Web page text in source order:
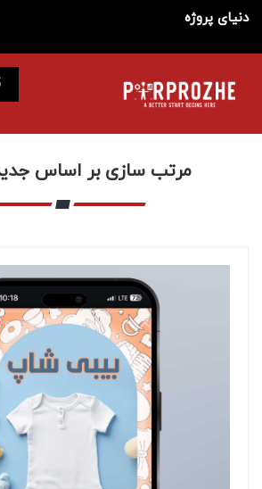
دنیای پروژه
مرتب سازی بر اساس